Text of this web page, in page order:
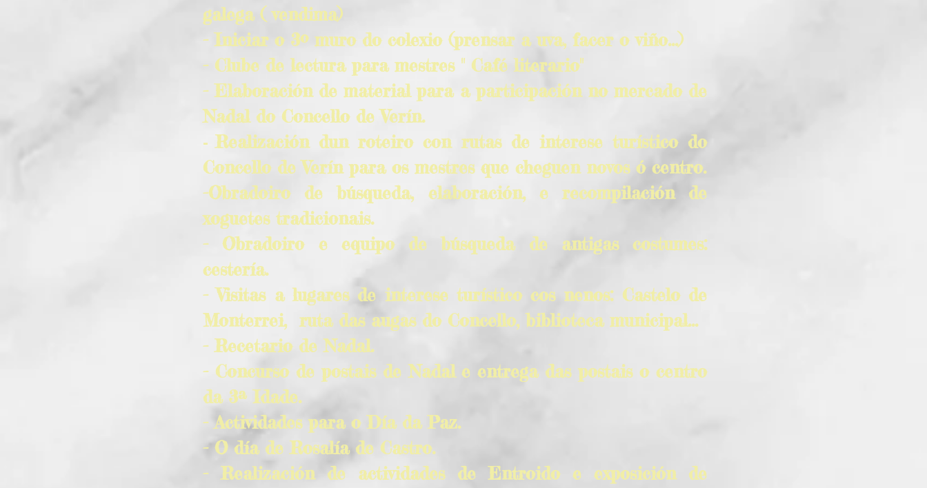
galega ( vendima)
- Iniciar o 3º muro do colexio (prensar a uva, facer o viño...)
- Clube de lectura para mestres " Café literario"
- Elaboración de material para a participación no mercado de
Nadal do Concello de Verín.
-Realización dun roteiro con rutas de interese turístico do
Concello de Verín para os mestres que cheguen novos ó centro.
-Obradoiro de búsqueda, elaboración, e recompilación de
xoguetes tradicionais.
- Obradoiro e equipo de búsqueda de antigas costumes:
cestería.
- Visitas a lugares de interese turístico cos nenos: Castelo de
Monterrei, ruta das augas do Concello, biblioteca municipal...
- Recetario de Nadal.
- Concurso de postais de Nadal e entrega das postais o centro
da 3ª Idade.
- Actividades para o Día da Paz.
- O día de Rosalía de Castro.
- Realización de actividades de Entroido e exposición de